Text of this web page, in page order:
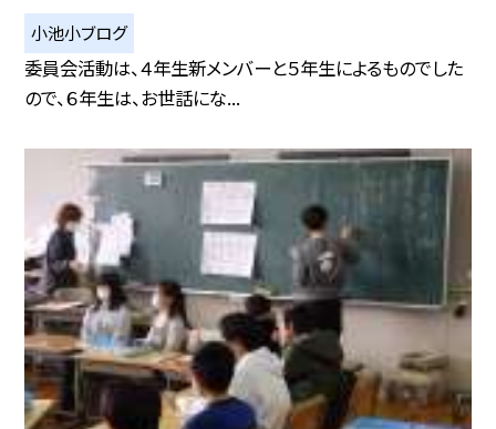
小池小ブログ
委員会活動は、４年生新メンバーと５年生によるものでした
ので、６年生は、お世話にな...